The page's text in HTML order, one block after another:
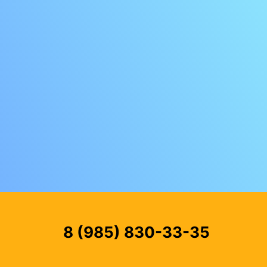
8 (985) 830-33-35